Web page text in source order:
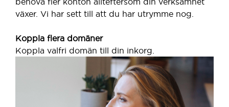
växer. Vi har sett till att du har utrymme nog.
Koppla flera domäner
Koppla valfri domän till din inkorg.